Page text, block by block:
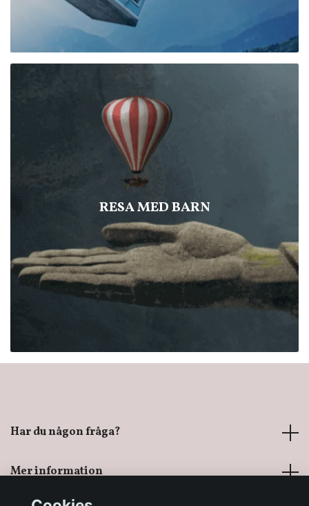
RESA MED BARN
Har du någon fråga?
Mer information